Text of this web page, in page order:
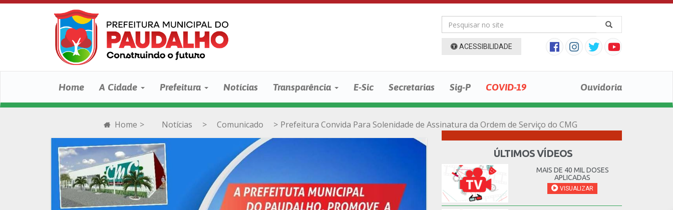
ACESSIBILIDADE
Home A Cidade Prefeitura Notícias Transparência E-Sic Secretarias Sig-P COVID-19 Ouvidoria
Home > Notícias > Comunicado > Prefeitura Convida Para Solenidade de Assinatura da Ordem de Serviço do CMG
ÚLTIMOS VÍDEOS
MAIS DE 40 MIL DOSES
APLICADAS
VISUALIZAR